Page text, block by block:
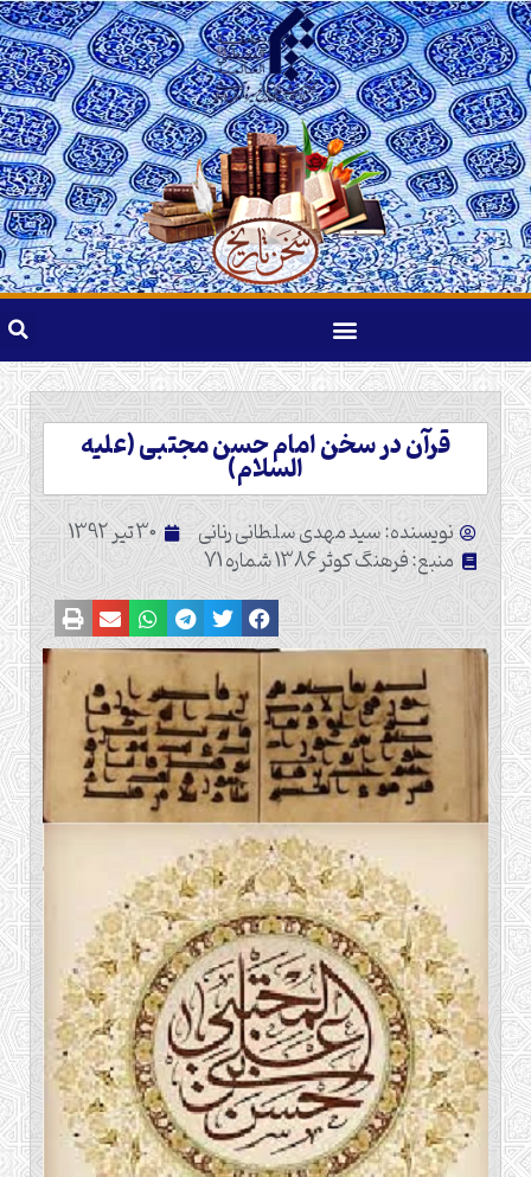
قرآن در سخن امام حسن مجتبی (علیه
السلام)
نویسنده: سید مهدی سلطانی رنانی 30 تیر 1392
منبع: فرهنگ کوثر 1386 شماره 71